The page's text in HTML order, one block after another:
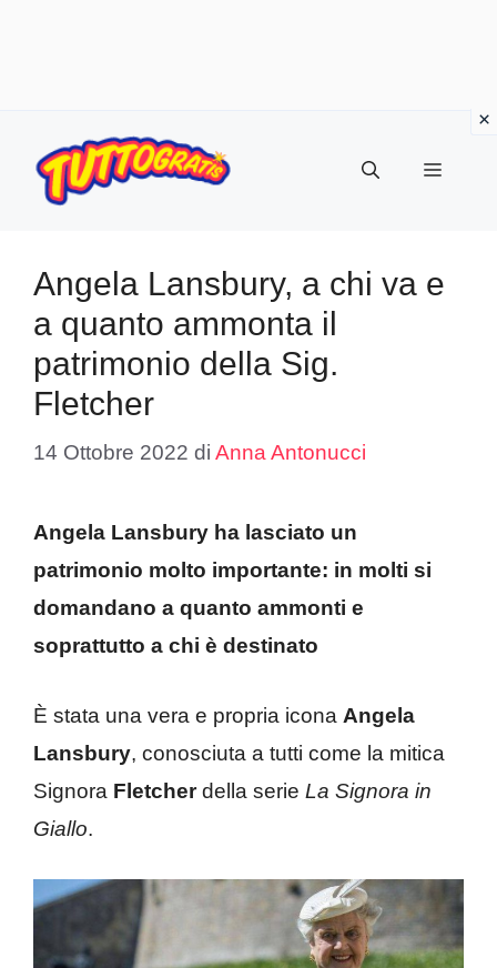
contenuto
Menu
Angela Lansbury, a chi va e
a quanto ammonta il
patrimonio della Sig.
Fletcher
14 Ottobre 2022 di Anna Antonucci
Angela Lansbury ha lasciato un
patrimonio molto importante: in molti si
domandano a quanto ammonti e
soprattutto a chi è destinato
È stata una vera e propria icona Angela
Lansbury, conosciuta a tutti come la mitica
Signora Fletcherdella serie La Signora in
Giallo.